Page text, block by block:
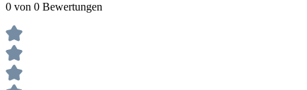
0 von 0 Bewertungen